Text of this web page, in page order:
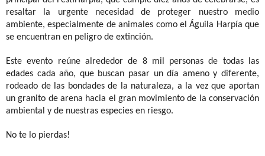
resaltar la urgente necesidad de proteger nuestro medio
ambiente, especialmente de animales como el Águila Harpía que
se encuentran en peligro de extinción.
Este evento reúne alrededor de 8 mil personas de todas las
edades cada año, que buscan pasar un día ameno y diferente,
rodeado de las bondades de la naturaleza, a la vez que aportan
un granito de arena hacia el gran movimiento de la conservación
ambiental y de nuestras especies en riesgo.
No te lo pierdas!